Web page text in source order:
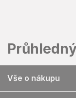
p
Vše o nákupu